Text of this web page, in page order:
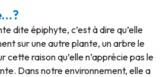
dite épiphyte, c’est à dire qu’elle
sur une autre plante, un arbre le
cette raison qu’elle n’apprécie pas le
Dans notre environnement, elle a